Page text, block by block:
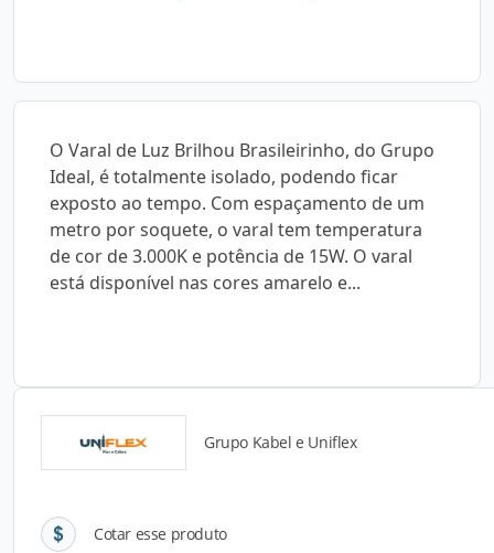
O Varal de Luz Brilhou Brasileirinho, do Grupo
Ideal, é totalmente isolado, podendo ficar
exposto ao tempo. Com espaçamento de um
metro por soquete, o varal tem temperatura
de cor de 3.000K e potência de 15W. O varal
está disponível nas cores amarelo e...
Grupo Kabel e Uniflex
Cotar esse produto
Detalhes do produto